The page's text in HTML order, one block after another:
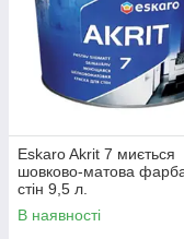
Eskaro Akrit 7 миється
шовково-матова
стін 9,5 л.
В наявності